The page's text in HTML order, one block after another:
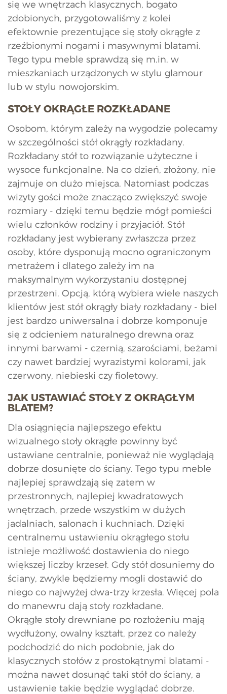
się we wnętrzach klasycznych, bogato
zdobionych, przygotowaliśmy z kolei
efektownie prezentujące się stoły okrągłe z
rzeźbionymi nogami i masywnymi blatami.
Tego typu meble sprawdzą się m.in. w
mieszkaniach urządzonych w stylu glamour
lub w stylu nowojorskim.
STOŁY OKRĄGŁE ROZKŁADANE
Osobom, którym zależy na wygodzie polecamy
w szczególności stół okrągły rozkładany.
Rozkładany stół to rozwiązanie użyteczne i
wysoce funkcjonalne. Na co dzień, złożony, nie
zajmuje on dużo miejsca. Natomiast podczas
wizyty gości może znacząco zwiększyć swoje
rozmiary - dzięki temu będzie mógł pomieści
wielu członków rodziny i przyjaciół. Stół
rozkładany jest wybierany zwłaszcza przez
osoby, które dysponują mocno ograniczonym
metrażem i dlatego zależy im na
maksymalnym wykorzystaniu dostępnej
przestrzeni. Opcją, którą wybiera wiele naszych
klientów jest stół okrągły biały rozkładany - biel
jest bardzo uniwersalna i dobrze komponuje
się z odcieniem naturalnego drewna oraz
innymi barwami - czernią, szarościami, beżami
czy nawet bardziej wyrazistymi kolorami, jak
czerwony, niebieski czy fioletowy.
JAK USTAWIAĆ STOŁY Z OKRĄGŁYM
BLATEM?
Dla osiągnięcia najlepszego efektu
wizualnego stoły okrągłe powinny być
ustawiane centralnie, ponieważ nie wyglądają
dobrze dosunięte do ściany. Tego typu meble
najlepiej sprawdzają się zatem w
przestronnych, najlepiej kwadratowych
wnętrzach, przede wszystkim w dużych
jadalniach, salonach i kuchniach. Dzięki
centralnemu ustawieniu okrągłego stołu
istnieje możliwość dostawienia do niego
większej liczby krzeseł. Gdy stół dosuniemy do
ściany, zwykle będziemy mogli dostawić do
niego co najwyżej dwa-trzy krzesła. Więcej pola
do manewru dają stoły rozkładane.
Okrągłe stoły drewniane po rozłożeniu mają
wydłużony, owalny kształt, przez co należy
podchodzić do nich podobnie, jak do
klasycznych stołów z prostokątnymi blatami -
można nawet dosunąć taki stół do ściany, a
ustawienie takie będzie wyglądać dobrze.